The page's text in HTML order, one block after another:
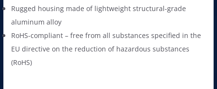
Rugged housing made of lightweight structural-grade
aluminum alloy
RoHS-compliant – free from all substances specified in the
EU directive on the reduction of hazardous substances
(RoHS)